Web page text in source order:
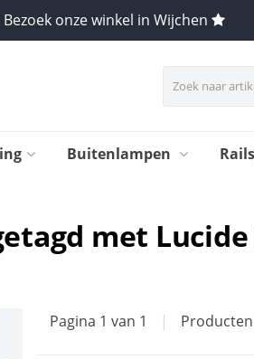
onze winkel in Wijchen
Buitenlampen
met
Pagina 1 van 1 | Producten